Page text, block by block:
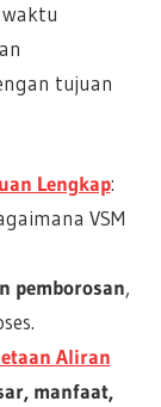
tujuan
Lengkap:
VSM
pemborosan,
Aliran
manfaat,